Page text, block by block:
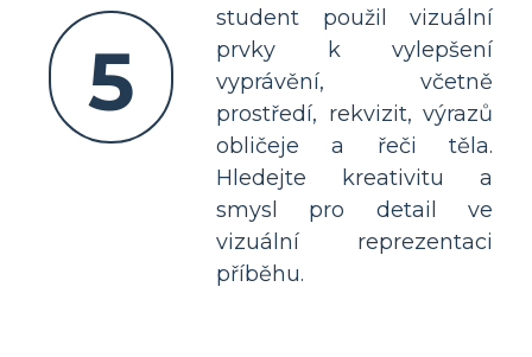
5
student použil vizuální
prvky k vylepšení
vyprávění, včetně
prostředí, rekvizit, výrazů
obličeje a řeči těla.
Hledejte kreativitu a
smysl pro detail ve
vizuální reprezentaci
příběhu.